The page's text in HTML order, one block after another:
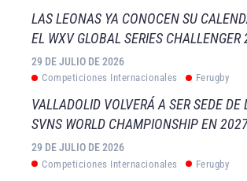
LAS LEONAS YA CONOCEN SU
EL WXV GLOBAL SERIES CHALLENGER
29 DE JULIO DE 2026
Competiciones Internacionales Ferugby
VALLADOLID VOLVERÁ A SER SEDE DE
SVNS WORLD CHAMPIONSHIP EN
29 DE JULIO DE 2026
Competiciones Internacionales Ferugby